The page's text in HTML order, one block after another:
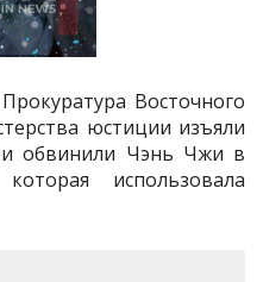
Восточного
юстиции изъяли
обвинили Чэнь Чжи в
использовала